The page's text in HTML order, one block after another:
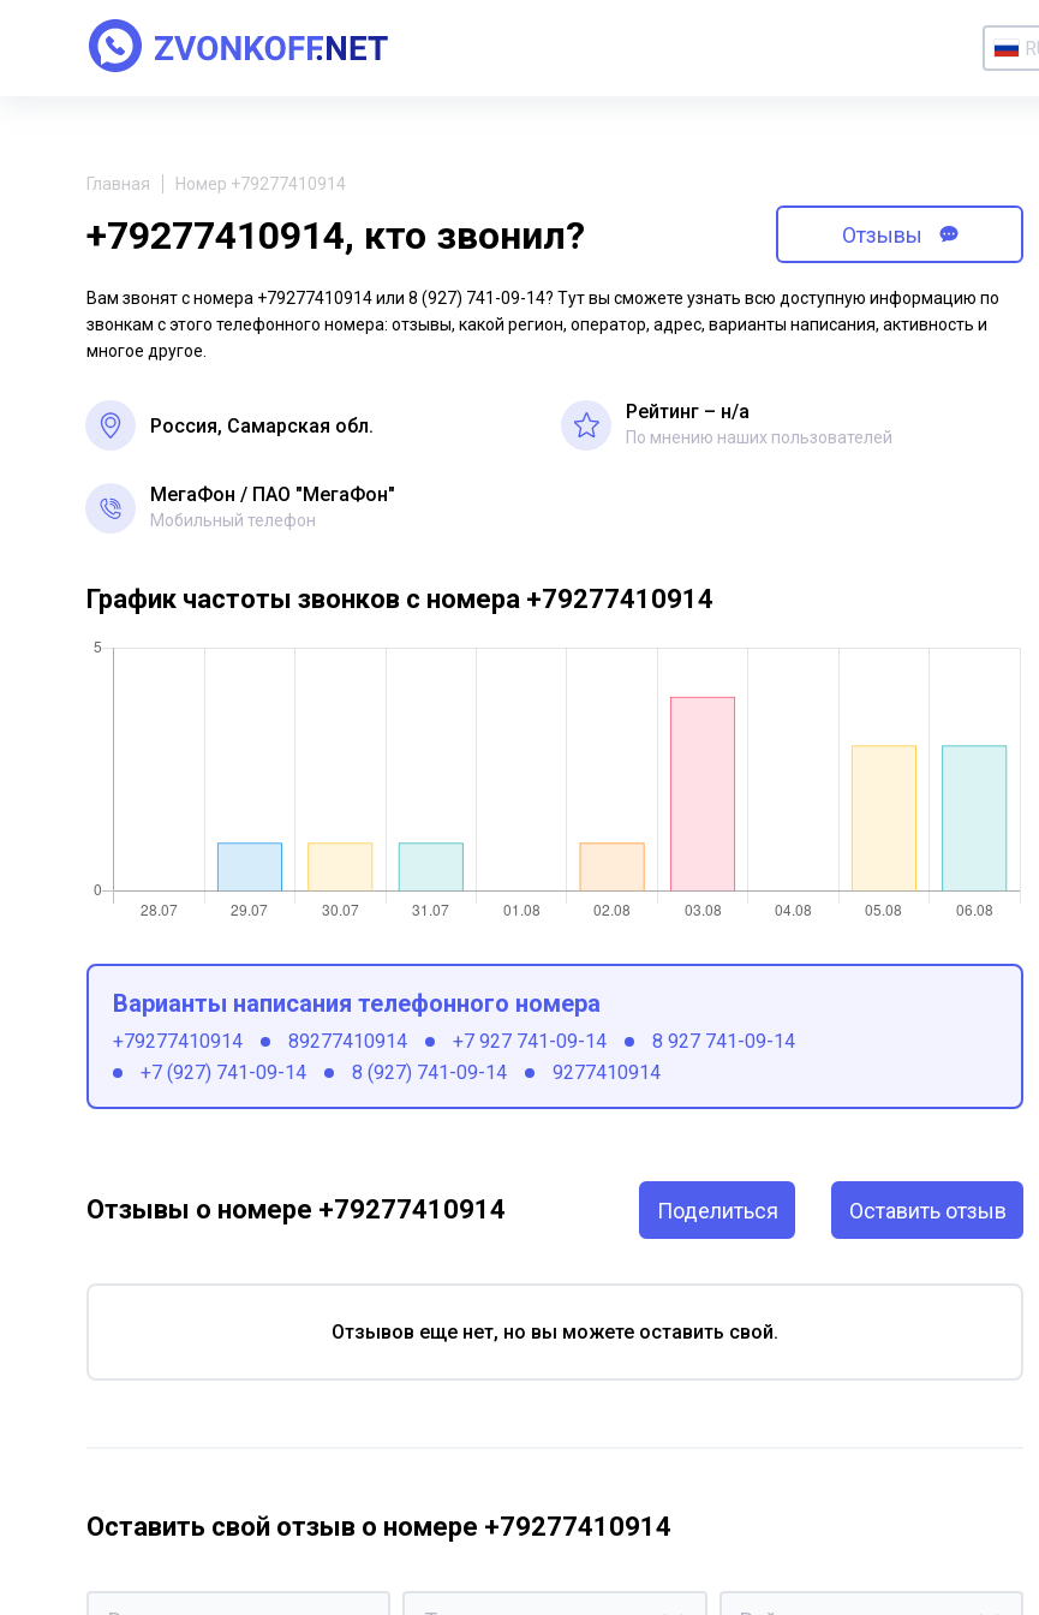
Главная Номер +79277410914
+79277410914, кто звонил? Отзывы
Вам звонят с номера +79277410914 или 8 (927) 741-09-14? Тут вы сможете узнать всю доступную информацию по
звонкам с этого телефонного номера: отзывы, какой регион, оператор, адрес, варианты написания, активность и
многое другое.
Россия, Самарская обл.
Рейтинг – н/a
По мнению наших пользователей
МегаФон ПАО "МегаФон"
Мобильный телефон
График частоты звонков с номера +79277410914
Варианты написания телефонного номера
+79277410914 89277410914 +7 927 741-09-14
8 927 741-09-14
+7 (927) 741-09-14
8 (927) 741-09-14 9277410914
Отзывы о номере +79277410914 Поделиться Оставить отзыв
Отзывов еще нет, но вы можете оставить свой.
Оставить свой отзыв о номере +79277410914